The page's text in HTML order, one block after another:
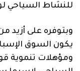
للنشاط السياحي
يكون السوق
ومؤهلات تنموية